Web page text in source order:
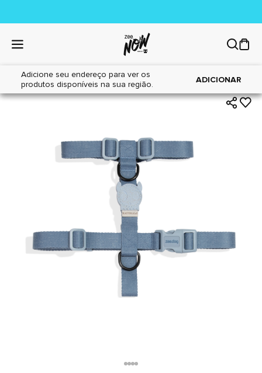
Adicione seu endereço para ver os
produtos disponíveis na sua região.
ADICIONAR
Home|Cães|Acessórios